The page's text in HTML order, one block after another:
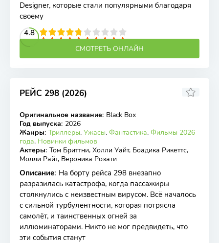
Designer, которые стали популярными благодаря
своему
4.8
4 5 6 7 8 9 10
СМОТРЕТЬ ОНЛАЙН
РЕЙС 298 (2026)
WEB-DL
5.7
Оригинальное название: Black Box
Год выпуска: 2026
Жанры: Триллеры, Ужасы, Фантастика, Фильмы 2026
года, Новинки фильмов
Актеры: Том Бриттни, Холли Уайт, Боадика Рикеттс,
Молли Райт, Вероника Розати
Описание: На борту рейса 298 внезапно
разразилась катастрофа, когда пассажиры
столкнулись с неизвестным вирусом. Всё началось
с сильной турбулентности, которая потрясла
самолёт, и таинственных огней за
иллюминаторами. Никто не мог предвидеть, что
эти события станут